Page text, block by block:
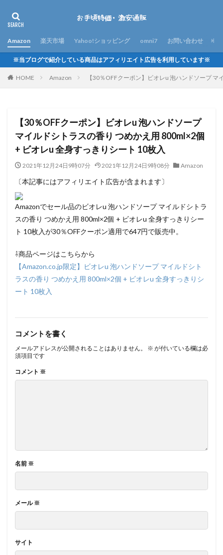
Amazon 楽天市場 Yahoo!ショッピング omni7 お問い合わせ
※当ブログで紹介している商品はアフィリエイト広告を利用しています※
HOME Amazon 【30％OFFクーポン】ビオレu 泡ハンドソープ
【30％OFFクーポン】ビオレu 泡ハンドソープ
マイルドシトラスの香り つめかえ用 800ml×2個
+ ビオレu 全身すっきりシート 10枚入
2021年12月24日9時07分 2021年12月24日9時08分 Amazon
〔本記事にはアフィリエイト広告が含まれます〕
Amazonでセール品のビオレu 泡ハンドソープ マイルドシトラ
スの香り つめかえ用 800ml×2個 + ビオレu 全身すっきりシー
ト 10枚入が30％OFFクーポン適用で647円で販売中。
⇩商品ページはこちらから
【Amazon.co.jp限定】ビオレu 泡ハンドソープ マイルドシト
ラスの香り つめかえ用 800ml×2個 + ビオレu 全身すっきりシ
ート 10枚入
コメントを書く
メールアドレスが公開されることはありません。 ※ が付いている欄は必
須項目です
コメント ※
名前 ※
メール※
サイト